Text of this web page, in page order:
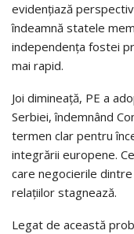
evidenţiază
îndeamnă statele
independenţa fostei
mai rapid.
Joi dimineaţă, PE a
Serbiei, îndemnând
termen clar pentru
integrării europene.
care negocierile
relaţiilor stagnează.
Legat de această